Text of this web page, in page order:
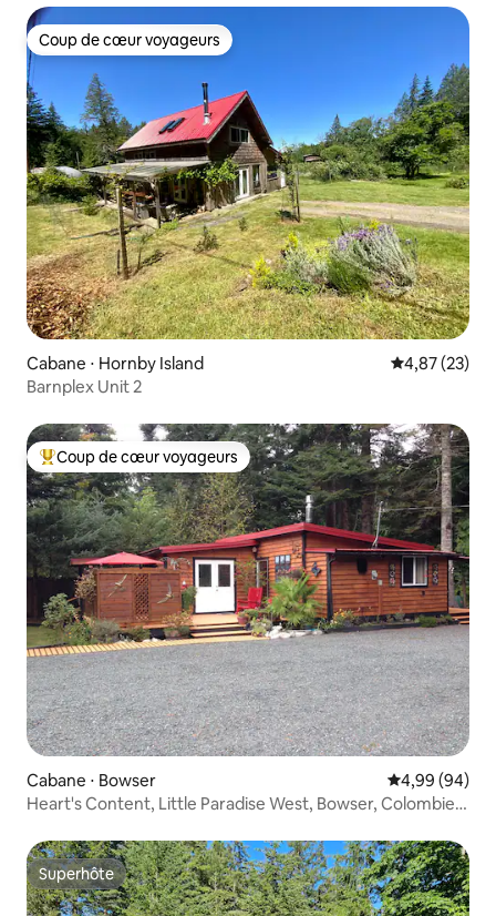
Coup de cœur voyageurs
Coup de cœur voyageurs
Cabane ⋅ Hornby Island Évaluation
4,87 (23)
Barnplex Unit 2
Coups de cœur voyageurs les plus appréciés
Coup de cœur voyageurs
Cabane ⋅ Bowser Évaluation
4,99 (94)
Heart's Content, Little Paradise West, Bowser, Colombie-
Superhôte
Superhôte